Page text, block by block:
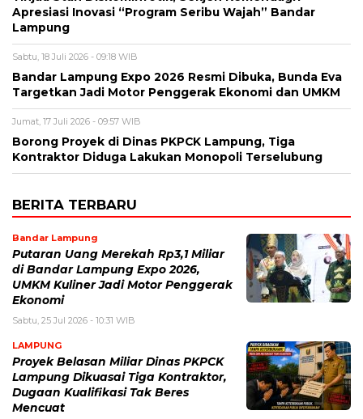
Apresiasi Inovasi “Program Seribu Wajah” Bandar
Lampung
Sabtu, 18 Juli 2026 - 09:18 WIB
Bandar Lampung Expo 2026 Resmi Dibuka, Bunda Eva
Targetkan Jadi Motor Penggerak Ekonomi dan UMKM
Jumat, 17 Juli 2026 - 09:57 WIB
Borong Proyek di Dinas PKPCK Lampung, Tiga
Kontraktor Diduga Lakukan Monopoli Terselubung
BERITA TERBARU
Bandar Lampung
Putaran Uang Merekah Rp3,1 Miliar
di Bandar Lampung Expo 2026,
UMKM Kuliner Jadi Motor Penggerak
Ekonomi
Sabtu, 25 Jul 2026 - 10:31 WIB
LAMPUNG
Proyek Belasan Miliar Dinas PKPCK
Lampung Dikuasai Tiga Kontraktor,
Dugaan Kualifikasi Tak Beres
Mencuat